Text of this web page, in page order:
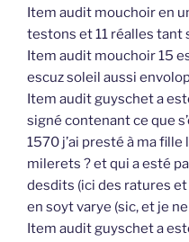
Item audit mouchoir en
testons et 11 réalles tant
Item audit mouchoir 15
escuz soleil aussi
Item audit guyschet a
signé contenant ce que
1570 j’ai presté à ma
milerets ? et qui a esté
desdits (ici des ratures et
en soyt varye (sic, et je
Item audit guyschet a